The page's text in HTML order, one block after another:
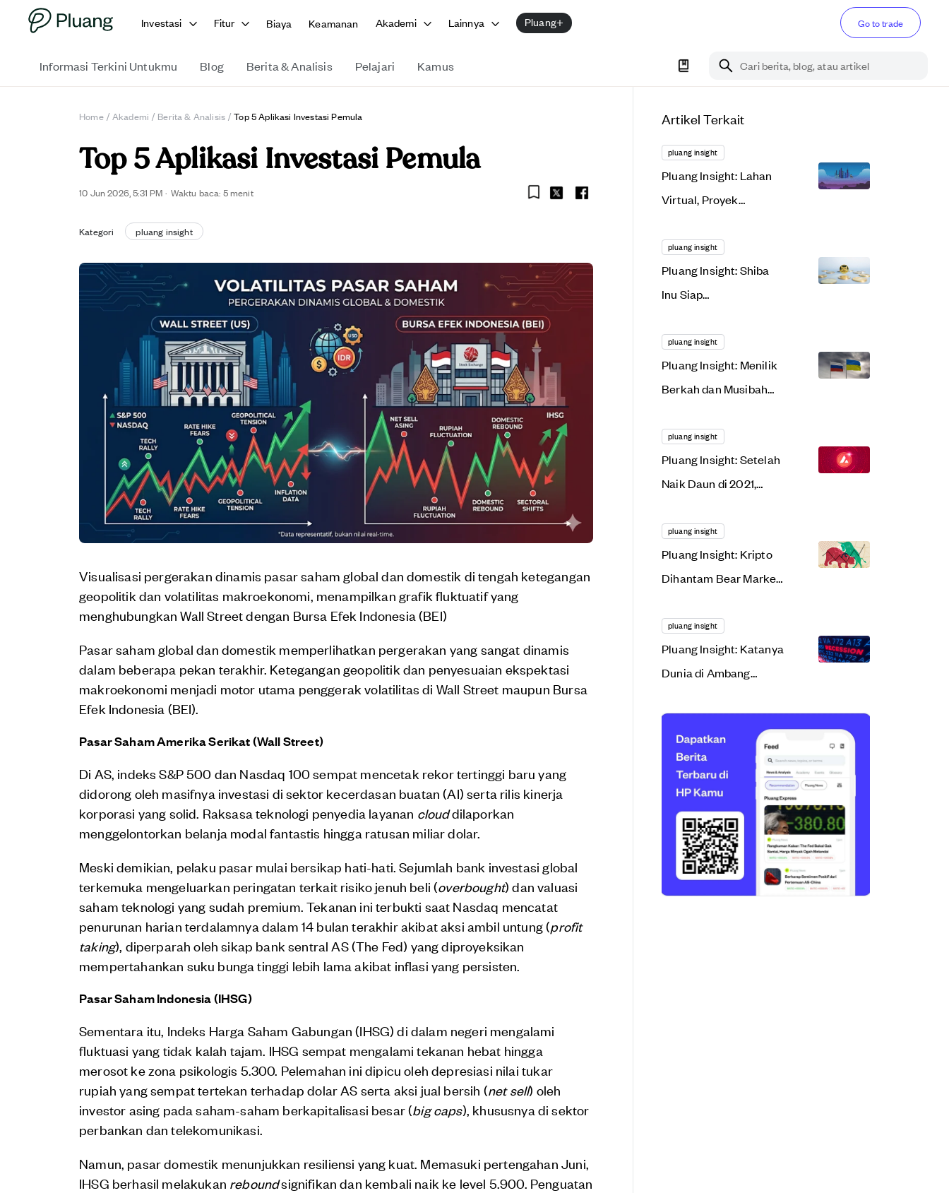
Investasi Fitur Biaya Keamanan Akademi Lainnya Pluang+ Go to trade
Informasi Terkini Untukmu Blog Berita & Analisis Pelajari Kamus Cari berita, blog, atau artikel
Home / Akademi / Berita & Analisis / Top 5 Aplikasi Investasi Pemula
Top 5 Aplikasi Investasi Pemula
10 Jun 2026, 5:31 PM · Waktu baca: 5 menit
Kategori pluang insight
Visualisasi pergerakan dinamis pasar saham global dan domestik di tengah ketegangan
geopolitik dan volatilitas makroekonomi, menampilkan grafik fluktuatif yang
menghubungkan Wall Street dengan Bursa Efek Indonesia (BEI)
Pasar saham global dan domestik memperlihatkan pergerakan yang sangat dinamis
dalam beberapa pekan terakhir. Ketegangan geopolitik dan penyesuaian ekspektasi
makroekonomi menjadi motor utama penggerak volatilitas di Wall Street maupun Bursa
Efek Indonesia (BEI).
Pasar Saham Amerika Serikat (Wall Street)
Di AS, indeks S&P 500 dan Nasdaq 100 sempat mencetak rekor tertinggi baru yang
didorong oleh masifnya investasi di sektor kecerdasan buatan (AI) serta rilis kinerja
korporasi yang solid. Raksasa teknologi penyedia layanan clouddilaporkan
menggelontorkan belanja modal fantastis hingga ratusan miliar dolar.
Meski demikian, pelaku pasar mulai bersikap hati-hati. Sejumlah bank investasi global
terkemuka mengeluarkan peringatan terkait risiko jenuh beli (overbought) dan valuasi
saham teknologi yang sudah premium. Tekanan ini terbukti saat Nasdaq mencatat
penurunan harian terdalamnya dalam 14 bulan terakhir akibat aksi ambil untung (profit
taking), diperparah oleh sikap bank sentral AS (The Fed) yang diproyeksikan
mempertahankan suku bunga tinggi lebih lama akibat inflasi yang persisten.
Pasar Saham Indonesia (IHSG)
Sementara itu, Indeks Harga Saham Gabungan (IHSG) di dalam negeri mengalami
fluktuasi yang tidak kalah tajam. IHSG sempat mengalami tekanan hebat hingga
merosot ke zona psikologis 5.300. Pelemahan ini dipicu oleh depresiasi nilai tukar
rupiah yang sempat tertekan terhadap dolar AS serta aksi jual bersih (net sell) oleh
investor asing pada saham-saham berkapitalisasi besar (big caps), khususnya di sektor
perbankan dan telekomunikasi.
Namun, pasar domestik menunjukkan resiliensi yang kuat. Memasuki pertengahan Juni,
IHSG berhasil melakukan reboundsignifikan dan kembali naik ke level 5.900. Penguatan
Artikel Terkait
pluang insight
Pluang Insight: Lahan
Virtual, Proyek
Bakal Gagal Total?
pluang insight
Pluang Insight: Shiba
Inu Siap
Lantang di 2022. Apa
Alasannya?
pluang insight
Pluang Insight: Menilik
Berkah dan Musibah
Ukraina
pluang insight
Pluang Insight: Setelah
Naik Daun di 2021,
Lagi Tahun Ini?
pluang insight
Pluang Insight: Kripto
Dihantam Bear Market,
Dollar Cost Averaging?
pluang insight
Pluang Insight: Katanya
Dunia di Ambang
Resesi Ekonomi?